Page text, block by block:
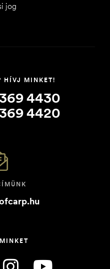
jog
HÍVJ MINKET!
4430
4420